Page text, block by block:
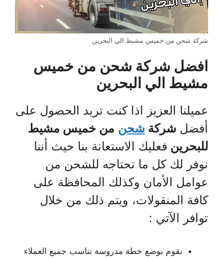
شركة شحن من خميس مشيط الي البحرين
افضل شركة شحن من خميس
مشيط الي البحرين
عميلنا العزيز اذا كنت تريد الحصول على
أفضل شركة شحن من خميس مشيط
للبحرين فعليك الاستعانة بنا حيث أننا
نوفر لك كل ما تحتاجه للشحن من
عوامل الأمان وكذلك المحافظة على
كافة المنقولات، ويتم ذلك من خلال
توافر الآتي :
نقوم بوضع خطة مدروسة تناسب جميع العملاء